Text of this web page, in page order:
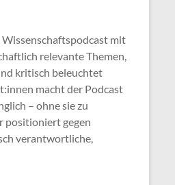
mit
relevante Themen,
kritisch beleuchtet
macht der Podcast
– ohne sie zu
positioniert gegen
verantwortliche,